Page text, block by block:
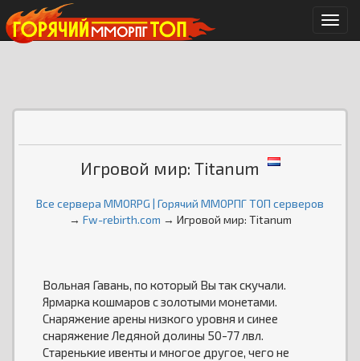
Меню
Игровой мир: Titanum
Все сервера MMORPG | Горячий ММОРПГ ТОП серверов
→ Fw-rebirth.com → Игровой мир: Titanum
Вольная Гавань, по который Вы так скучали.
Ярмарка кошмаров с золотыми монетами.
Снаряжение арены низкого уровня и синее
снаряжение Ледяной долины 50-77 лвл.
Старенькие ивенты и многое другое, чего не